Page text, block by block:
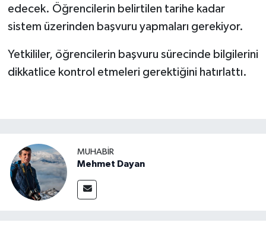
edecek. Öğrencilerin belirtilen tarihe kadar
sistem üzerinden başvuru yapmaları gerekiyor.
Yetkililer, öğrencilerin başvuru sürecinde bilgilerini
dikkatlice kontrol etmeleri gerektiğini hatırlattı.
MUHABIR
Mehmet Dayan